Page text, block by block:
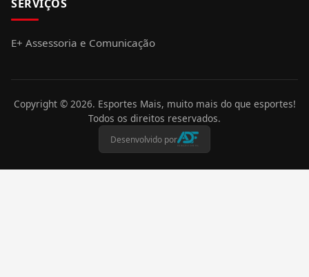
SERVIÇOS
E+ Assessoria e Comunicação
Copyright © 2026. Esportes Mais, muito mais do que esportes!
Todos os direitos reservados.
Desenvolvido por